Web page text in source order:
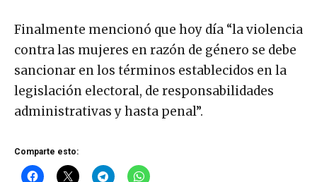
Finalmente mencionó que hoy día “la violencia
contra las mujeres en razón de género se debe
sancionar en los términos establecidos en la
legislación electoral, de responsabilidades
administrativas y hasta penal”.
Comparte esto: